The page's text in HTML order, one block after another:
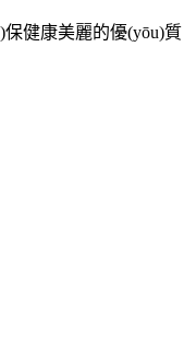
保健康美麗的優(yōu)質